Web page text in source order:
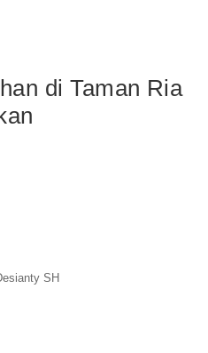
di Taman Ria
SH